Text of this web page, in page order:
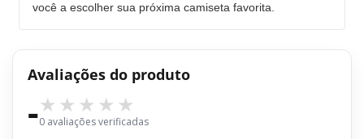
você a escolher sua próxima camiseta favorita.
Avaliações do produto
-0 avaliações verificadas